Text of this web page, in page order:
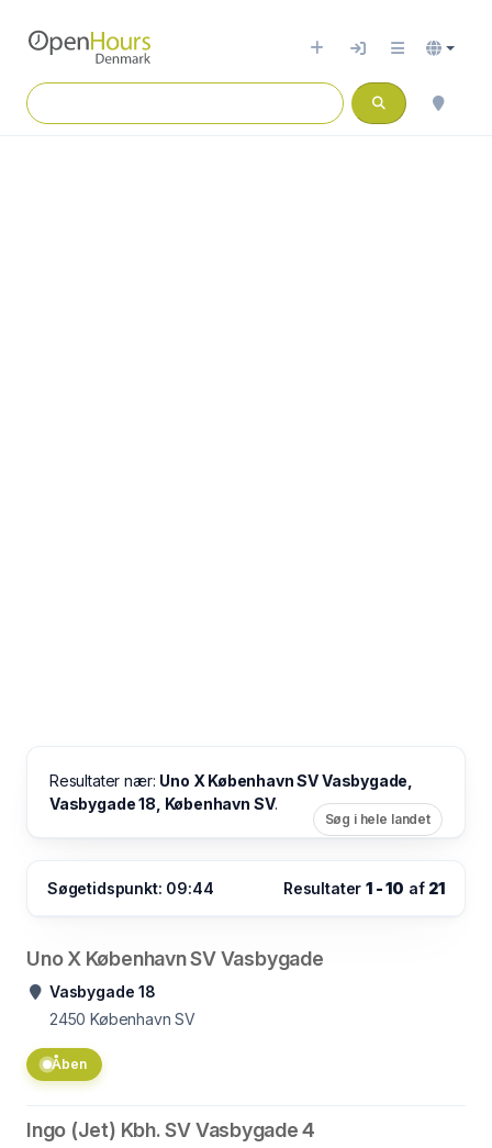
Resultater nær: Uno X København SV Vasbygade,
Vasbygade 18, København SV.
Søg i hele landet
Søgetidspunkt: 09:44 Resultater1 - 10 af 21
Uno X København SV Vasbygade
Vasbygade 18
2450 København SV
Åben
Ingo (Jet) Kbh. SV Vasbygade 4